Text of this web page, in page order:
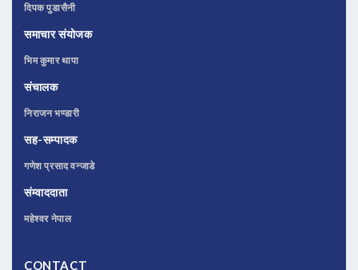
दिपक पुडासैनी
समाचार संयोजक
भिम कुमार थापा
संचालक
निराजन भण्डारी
सह-सम्पादक
गणेश प्रसाद वन्जाडे
संम्वाददाता
महेश्वर नेपाल
CONTACT